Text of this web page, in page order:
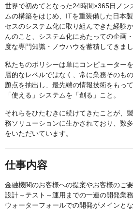
世界で初めてとなった24時間×365日ノン
ムの構築をはじめ、ITを重装備した日本
セスのシステム化に取り組んできた経験
んのこと、システム化にあたっての企画
度な専門知識・ノウハウを蓄積してきまし
私たちのポリシーは単にコンピューター
層的なレベルではなく、常に業務そのも
題点を抽出し、最先端の情報技術をもっ
「使える」システムを「創る」こと。
それらをひたむきに続けてきたことが、
務ソリューションに生かされており、数
をいただいています。
仕事内容
金融機関のお客様への提案やお客様のご
設計～テスト～運用までの一連の開発業
ウォーターフォールでの開発がメインと